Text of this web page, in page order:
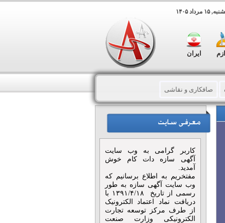
۱۴۰۵
ایران
صافکاری و نقاشی
– دعوتنامه باتری سازی
دست دوم ایرانی
کاربر گرامی به وب سایت
آگهی سازه دات کام خوش
آمدید.
مفتخریم به اطلاع برسانیم که
وب سایت آگهی سازه به طور
رسمی از تاریخ ۱۳۹۱/۴/۱۸ با
دریافت نماد اعتماد الکترونیک
از طرف مرکز توسعه تجارت
الکترونیکی وزارت صنعت